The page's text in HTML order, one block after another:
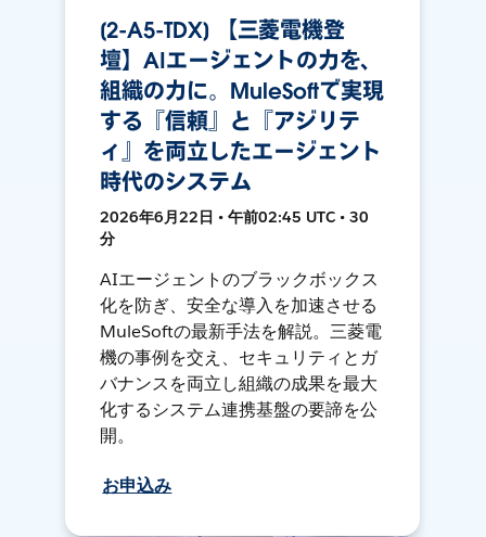
[2-A5-TDX] 【三菱電機登
壇】AIエージェントの力を、
組織の力に。MuleSoftで実現
する『信頼』と『アジリテ
ィ』を両立したエージェント
時代のシステム
2026年6月22日 • 午前02:45 UTC • 30
分
AIエージェントのブラックボックス
化を防ぎ、安全な導入を加速させる
MuleSoftの最新手法を解説。三菱電
機の事例を交え、セキュリティとガ
バナンスを両立し組織の成果を最大
化するシステム連携基盤の要諦を公
開。
お申込み